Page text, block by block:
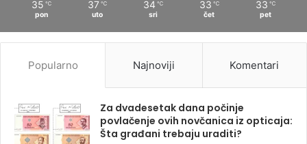
35 ℃
pon
37 ℃
uto
34 ℃
sri
33 ℃
čet
33 ℃
pet
Popularno Najnoviji Komentari
Za dvadesetak dana počinje
povlačenje ovih novčanica iz opticaja:
Šta građani trebaju uraditi?